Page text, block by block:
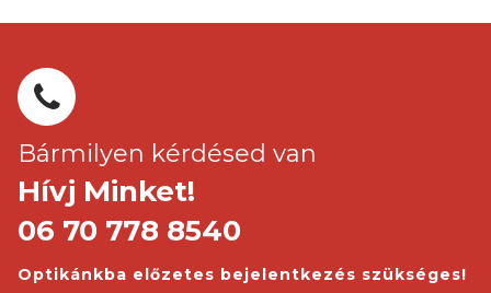
Bármilyen kérdésed van
Hívj Minket!
06 70 778 8540
Optikánkba előzetes bejelentkezés szükséges!